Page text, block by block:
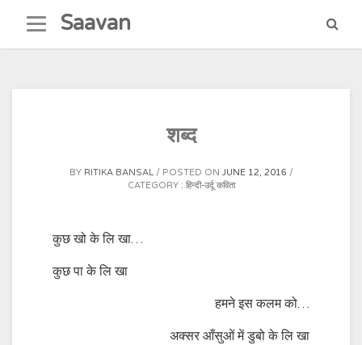
content
Saavan
शब्द
BY RITIKA BANSAL POSTED ON JUNE 12, 2016
CATEGORY : हिन्दी-उर्दू कविता
कुछ खो के लि खा…
कुछ पा के लि खा
हमने इस कलम को…
अक्सर आँसुओं में डुबो के लि खा